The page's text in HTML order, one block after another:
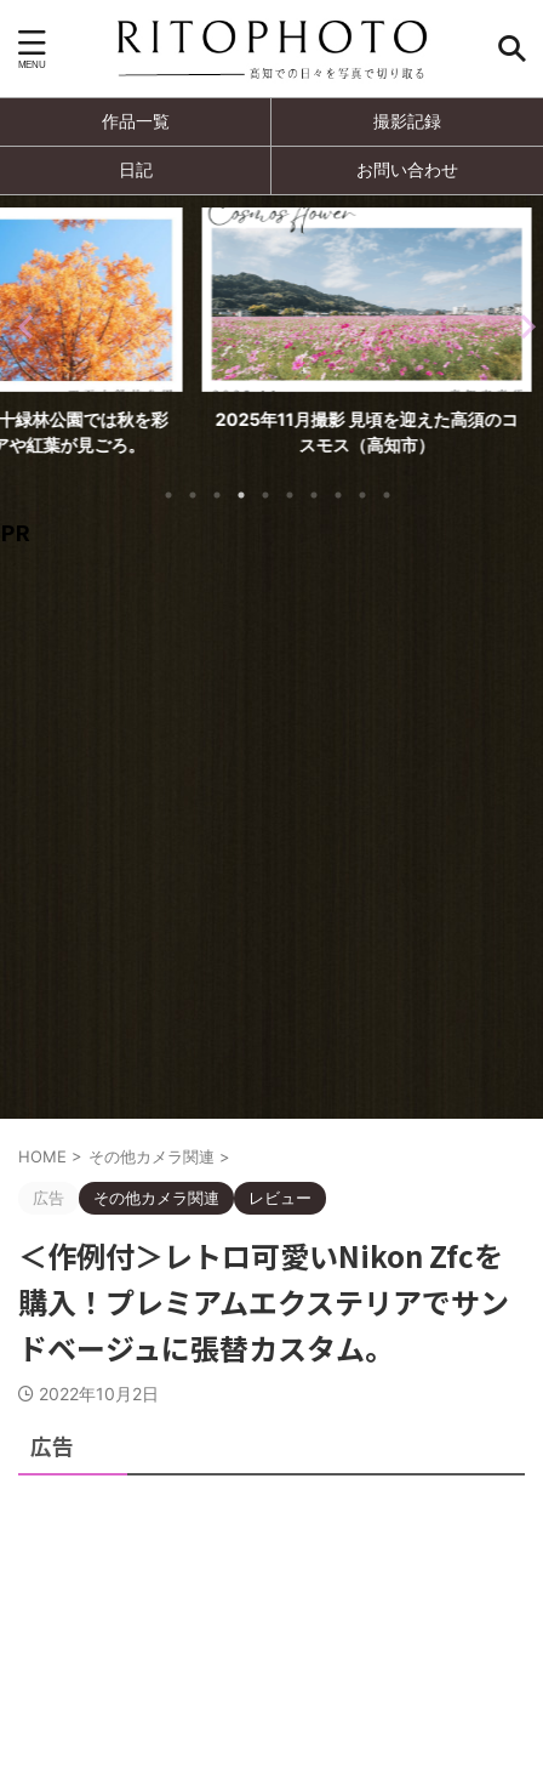
作品一覧 撮影記録
日記 お問い合わせ
秋を彩
ろ。
2025年11月撮影 見頃を迎えた高須のコ
スモス（高知市）
2025年
PR
HOME > その他カメラ関連 >
広告 その他カメラ関連 レビュー
＜作例付＞レトロ可愛いNikon Zfcを
購入！プレミアムエクステリアでサン
ドベージュに張替カスタム。
2022年10月2日
広告